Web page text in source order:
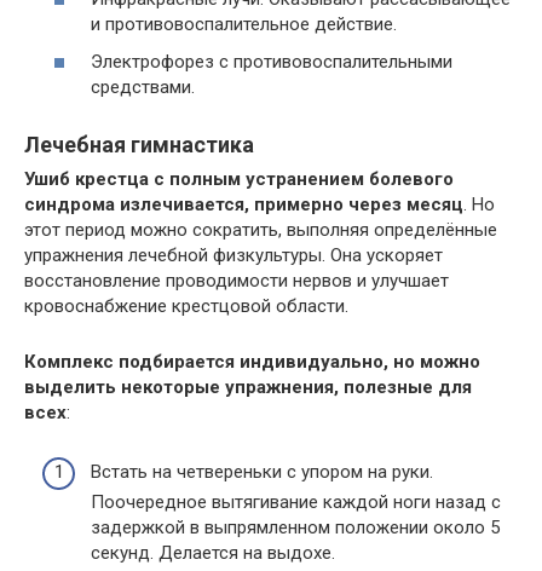
и противовоспалительное действие.
Электрофорез с противовоспалительными
средствами.
Лечебная гимнастика
Ушиб крестца с полным устранением болевого
синдрома излечивается, примерно через месяц. Но
этот период можно сократить, выполняя определённые
упражнения лечебной физкультуры. Она ускоряет
восстановление проводимости нервов и улучшает
кровоснабжение крестцовой области.
Комплекс подбирается индивидуально, но можно
выделить некоторые упражнения, полезные для
всех:
Встать на четвереньки с упором на руки.
Поочередное вытягивание каждой ноги назад с
задержкой в выпрямленном положении около 5
секунд. Делается на выдохе.